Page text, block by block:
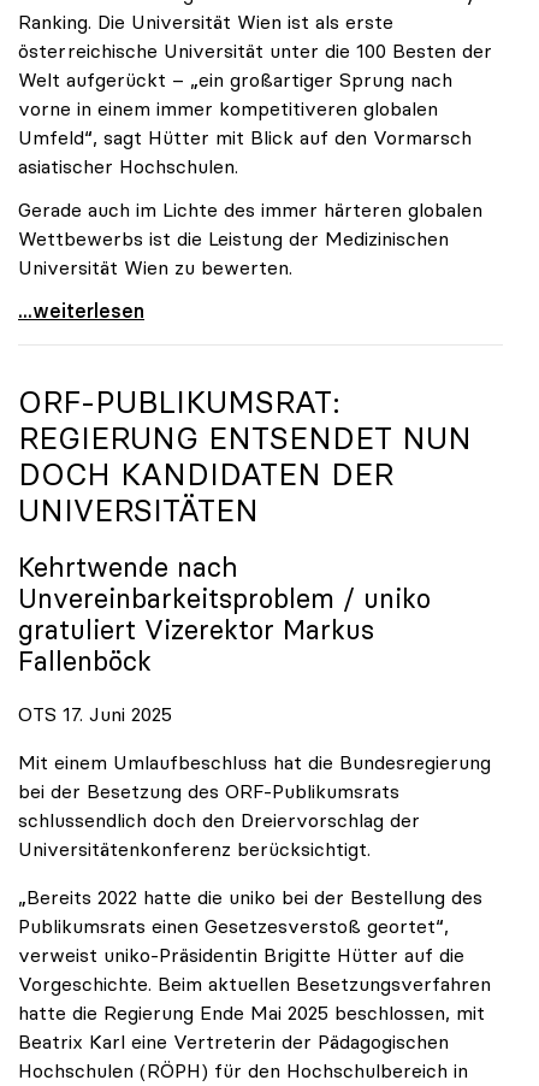
Ranking. Die Universität Wien ist als erste
österreichische Universität unter die 100 Besten der
Welt aufgerückt – „ein großartiger Sprung nach
vorne in einem immer kompetitiveren globalen
Umfeld“, sagt Hütter mit Blick auf den Vormarsch
asiatischer Hochschulen.
Gerade auch im Lichte des immer härteren globalen
Wettbewerbs ist die Leistung der Medizinischen
Universität Wien zu bewerten.
„Top-Rankingplätze heimischer Universitäten geben
...weiterlesen
ORF-PUBLIKUMSRAT:
REGIERUNG ENTSENDET NUN
DOCH KANDIDATEN DER
UNIVERSITÄTEN
Kehrtwende nach
Unvereinbarkeitsproblem / uniko
gratuliert Vizerektor Markus
Fallenböck
OTS 17. Juni 2025
Mit einem Umlaufbeschluss hat die Bundesregierung
bei der Besetzung des ORF-Publikumsrats
schlussendlich doch den Dreiervorschlag der
Universitätenkonferenz berücksichtigt.
„Bereits 2022 hatte die uniko bei der Bestellung des
Publikumsrats einen Gesetzesverstoß geortet“,
verweist uniko-Präsidentin Brigitte Hütter auf die
Vorgeschichte. Beim aktuellen Besetzungsverfahren
hatte die Regierung Ende Mai 2025 beschlossen, mit
Beatrix Karl eine Vertreterin der Pädagogischen
Hochschulen (RÖPH) für den Hochschulbereich in